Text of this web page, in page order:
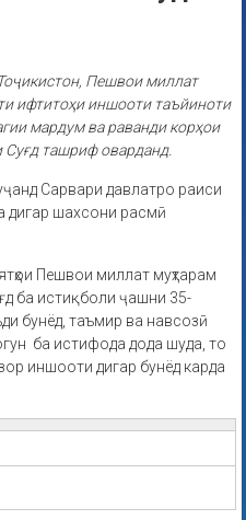
Пешвои миллат
ифтитоҳи иншооти таъйиноти
мардум ва раванди корҳои
Суғд ташриф оварданд.
Сарвари давлатро раиси
дигар шахсони расмӣ
Пешвои миллат муҳтарам
ба истиқболи ҷашни 35-
бунёд, таъмир ва навсозӣ
ба истифода дода шуда, то
иншооти дигар бунёд карда